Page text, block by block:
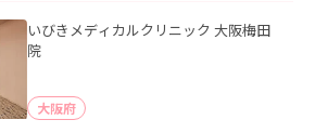
いびきメディカルクリニック 大阪梅田
院
大阪府